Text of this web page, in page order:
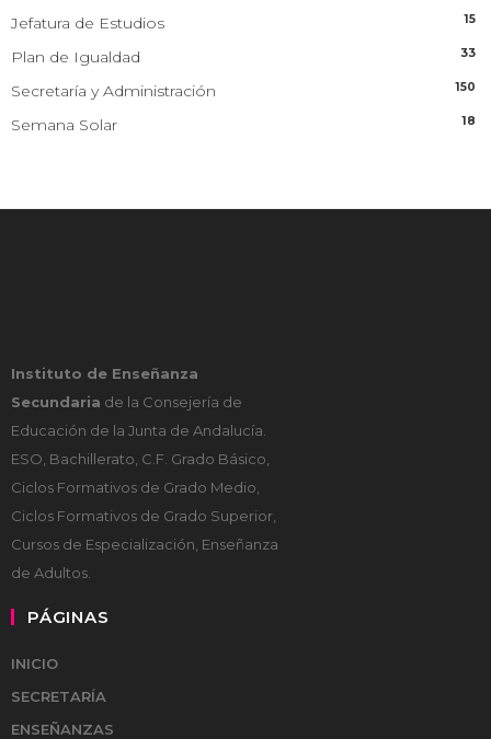
Jefatura de Estudios 15
Plan de Igualdad 33
Secretaría y Administración 150
Semana Solar 18
Instituto de Enseñanza
Secundaria de la Consejería de
Educación de la Junta de Andalucía.
ESO, Bachillerato, C.F. Grado Básico,
Ciclos Formativos de Grado Medio,
Ciclos Formativos de Grado Superior,
Cursos de Especialización, Enseñanza
de Adultos.
PÁGINAS
INICIO
SECRETARÍA
ENSEÑANZAS